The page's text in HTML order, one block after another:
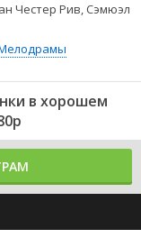
Честер Рив, Сэмюэл
в хорошем